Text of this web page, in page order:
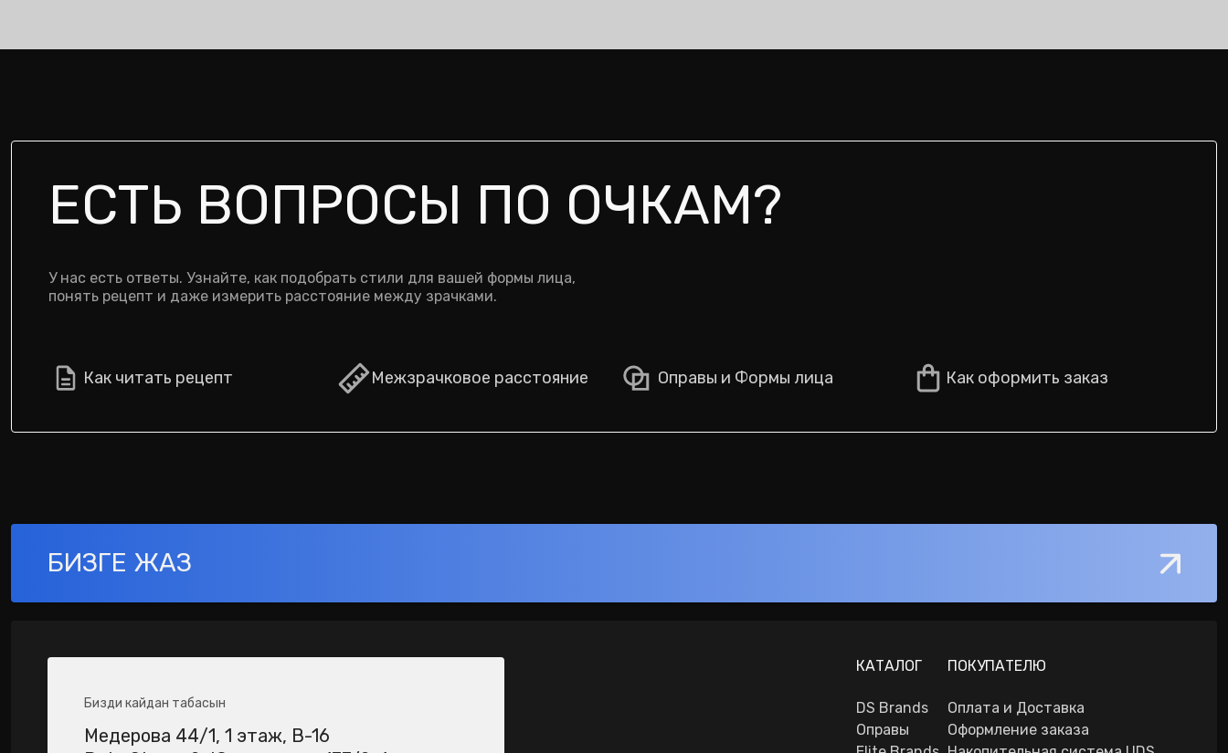
ЕСТЬ ВОПРОСЫ ПО ОЧКАМ?
У нас есть ответы. Узнайте, как подобрать стили для вашей формы лица,
понять рецепт и даже измерить расстояние между зрачками.
Как читать рецепт Межзрачковое расстояние Оправы и Формы лица Как оформить заказ
БИЗГЕ ЖАЗ
Бизди кайдан табасын
Медерова 44/1​, 1 этаж, В-16
КАТАЛОГ
DS Brands
Оправы
ПОКУПАТЕЛЮ
Оплата и Доставка
Оформление заказа